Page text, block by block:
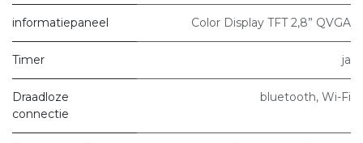
informatiepaneel Color Display TFT 2,8” QVGA
Timer ja
Draadloze
connectie
bluetooth, Wi-Fi